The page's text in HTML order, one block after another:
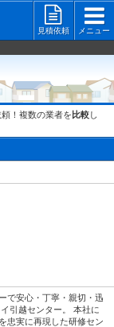
見積依頼
メニュー
！複数の業者を 比較し
で安心・丁寧・親切・迅
引越センター。 本社に
忠実に再現した研修セン